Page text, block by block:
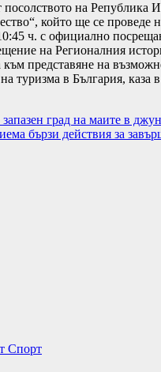
на
който ще се проведе
ч. с официално
на Регионалния
представяне на
туризма в България,
град на маите в
бързи действия за
Спорт